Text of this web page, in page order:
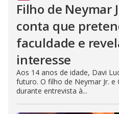
Filho de Neymar
conta que
faculdade e
interesse
Aos 14 anos de idade, Davi
futuro. O filho de Neymar Jr. e
durante entrevista à...